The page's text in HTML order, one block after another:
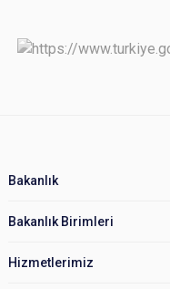
Bakanlık
Bakanlık Birimleri
Hizmetlerimiz